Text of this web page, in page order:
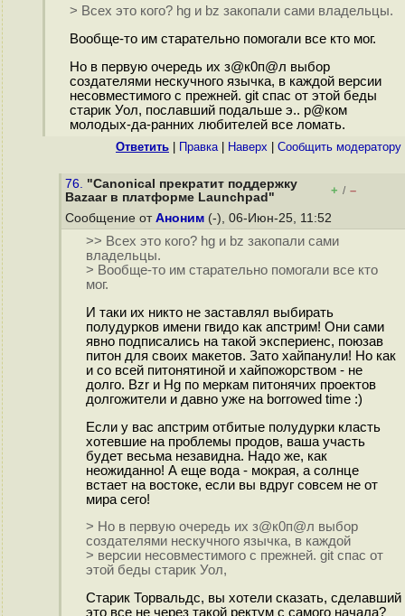
> Всех это кого? hg и bz закопали сами владельцы.
Вообще-то им старательно помогали все кто мог.
Но в первую очередь их з@к0п@л выбор
создателями нескучного язычка, в каждой версии
несовместимого с прежней. git спас от этой беды
старик Уол, пославший подальше э.. р@ком
молодых-да-ранних любителей все ломать.
Ответить Правка| Наверх Cообщить модератору
76. "Canonical прекратит поддержку
Bazaar в платформе Launchpad"
+ / –
Сообщение от Аноним (-), 06-Июн-25, 11:52
>> Всех это кого? hg и bz закопали сами
владельцы.
> Вообще-то им старательно помогали все кто
мог.
И таки их никто не заставлял выбирать
полудурков имени гвидо как апстрим! Они сами
явно подписались на такой экспериенс, поюзав
питон для своих макетов. Зато хайпанули! Но как
и со всей питонятиной и хайпожорством - не
долго. Bzr и Hg по меркам питонячих проектов
долгожители и давно уже на borrowed time :)
Если у вас апстрим отбитые полудурки класть
хотевшие на проблемы продов, ваша участь
будет весьма незавидна. Надо же, как
неожиданно! А еще вода - мокрая, а солнце
встает на востоке, если вы вдруг совсем не от
мира сего!
> Но в первую очередь их з@к0п@л выбор
создателями нескучного язычка, в каждой
> версии несовместимого с прежней. git спас от
этой беды старик Уол,
Старик Торвальдс, вы хотели сказать, сделавший
это все не через такой ректум с самого начала?